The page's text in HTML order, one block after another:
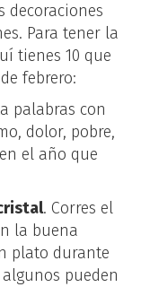
decoraciones
Para tener la
tienes 10 que
febrero:
palabras con
dolor, pobre,
el año que
. Corres el
la buena
plato durante
pueden